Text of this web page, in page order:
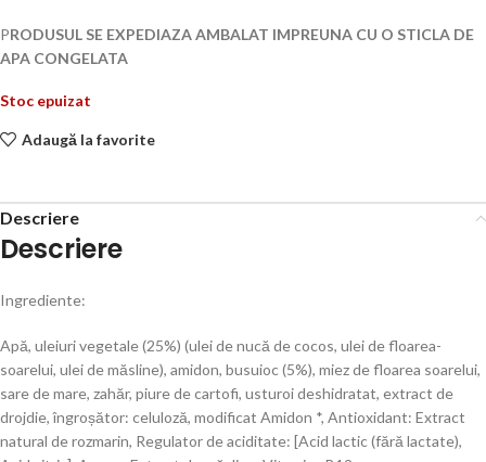
PRODUSUL SE EXPEDIAZA AMBALAT IMPREUNA CU O STICLA DE
APA CONGELATA
Stoc epuizat
Adaugă la favorite
Descriere
Descriere
Ingrediente:
Apă, uleiuri vegetale (25%) (ulei de nucă de cocos, ulei de floarea-
soarelui, ulei de măsline), amidon, busuioc (5%), miez de floarea soarelui,
sare de mare, zahăr, piure de cartofi, usturoi deshidratat, extract de
drojdie, îngroșător: celuloză, modificat Amidon *, Antioxidant: Extract
natural de rozmarin, Regulator de aciditate: [Acid lactic (fără lactate),